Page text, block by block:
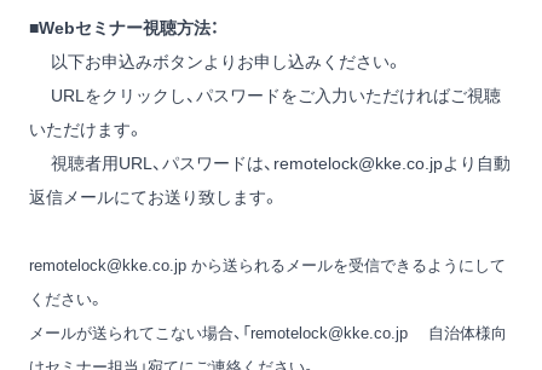
■Webセミナー視聴方法：
以下お申込みボタンよりお申し込みください。
URLをクリックし、パスワードをご入力いただければご視聴
いただけます。
視聴者用URL、パスワードは、 remotelock@kke.co.jpより自動
返信メールにてお送り致します。
remotelock@kke.co.jp から送られるメールを受信できるようにして
ください。
メールが送られてこない場合、「 remotelock@kke.co.jp 自治体様向